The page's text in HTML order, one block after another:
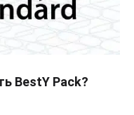
BestY Pack?